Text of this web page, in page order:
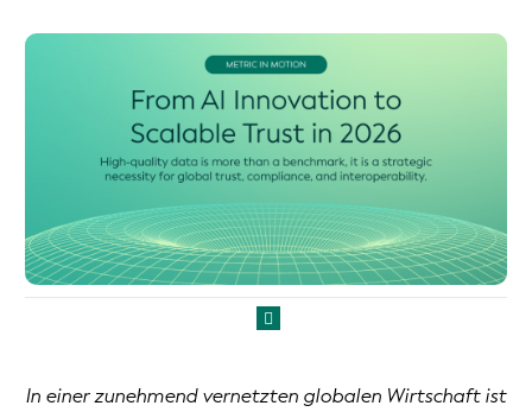
In einer zunehmend vernetzten globalen Wirtschaft ist